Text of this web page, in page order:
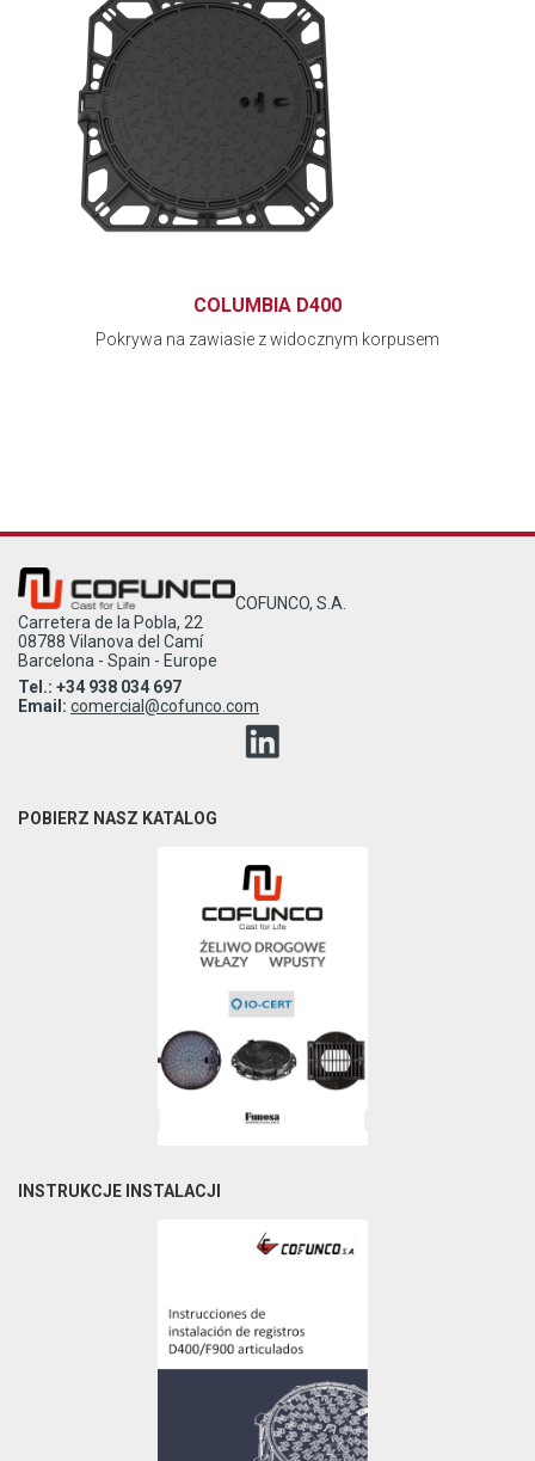
COLUMBIA D400
Pokrywa na zawiasie z widocznym korpusem
COFUNCO, S.A.
Carretera de la Pobla, 22
08788 Vilanova del Camí
Barcelona - Spain - Europe
Tel.: +34 938 034 697
Email: comercial@cofunco.com
POBIERZ NASZ KATALOG
INSTRUKCJE INSTALACJI